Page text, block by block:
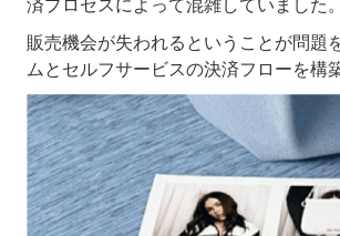
済プロセスによって混雑していました。
販売機会が失われるということが問題
ムとセルフサービスの決済フローを構